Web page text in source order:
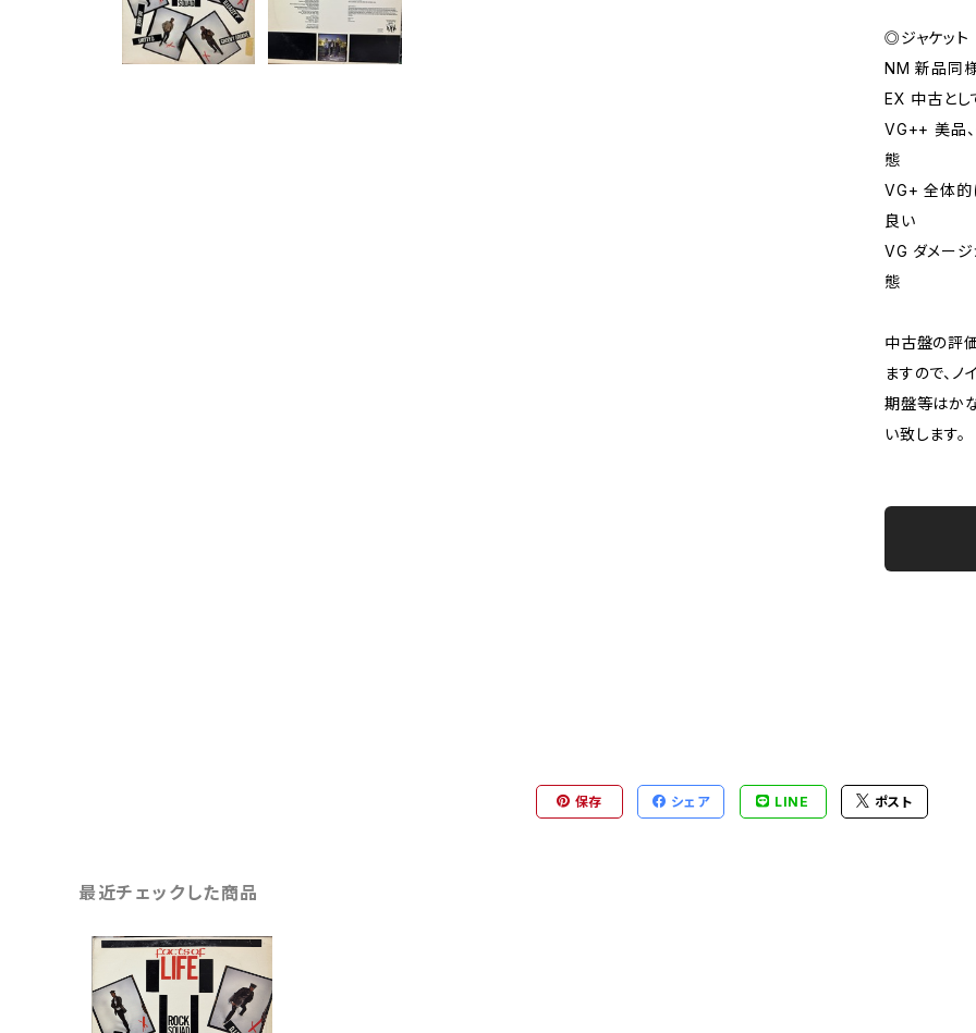
◎ジャケット
NM 新品同
EX 中古とし
VG++ 美品
態
VG+ 全体的
良い
VG ダメー
態
中古盤の評
ますので、
期盤等はか
い致します。
保存 シェア LINE ポスト
最近チェックした商品